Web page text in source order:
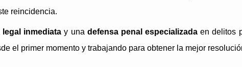
reincidencia.
inmediata y una defensa penal especializada en delitos
el primer momento y trabajando para obtener la mejor